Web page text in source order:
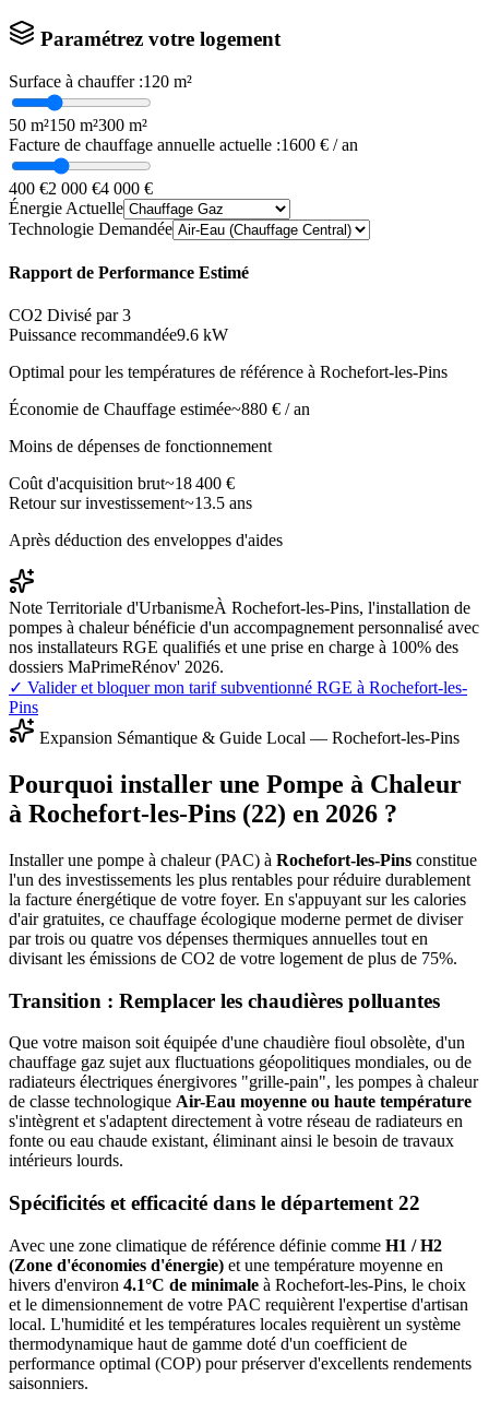
Paramétrez votre logement
Surface à chauffer :120 m²
50 m²150 m²300 m²
Facture de chauffage annuelle actuelle :1600 € / an
400 €2 000 €4 000 €
Énergie Actuelle
Technologie Demandée
Rapport de Performance Estimé
CO2 Divisé par 3
Puissance recommandée9.6 kW
Optimal pour les températures de référence à Rochefort-les-Pins
Économie de Chauffage estimée~880 € / an
Moins de dépenses de fonctionnement
Coût d'acquisition brut~18 400 €
Retour sur investissement~13.5 ans
Après déduction des enveloppes d'aides
Note Territoriale d'UrbanismeÀ Rochefort-les-Pins, l'installation de
pompes à chaleur bénéficie d'un accompagnement personnalisé avec
nos installateurs RGE qualifiés et une prise en charge à 100% des
dossiers MaPrimeRénov' 2026.
✓ Valider et bloquer mon tarif subventionné RGE à Rochefort-les-
Pins
Expansion Sémantique & Guide Local — Rochefort-les-Pins
Pourquoi installer une Pompe à Chaleur
à Rochefort-les-Pins (22) en 2026 ?
Installer une pompe à chaleur (PAC) à Rochefort-les-Pins constitue
l'un des investissements les plus rentables pour réduire durablement
la facture énergétique de votre foyer. En s'appuyant sur les calories
d'air gratuites, ce chauffage écologique moderne permet de diviser
par trois ou quatre vos dépenses thermiques annuelles tout en
divisant les émissions de CO2 de votre logement de plus de 75%.
Transition : Remplacer les chaudières polluantes
Que votre maison soit équipée d'une chaudière fioul obsolète, d'un
chauffage gaz sujet aux fluctuations géopolitiques mondiales, ou de
radiateurs électriques énergivores "grille-pain", les pompes à chaleur
de classe technologique Air-Eau moyenne ou haute température
s'intègrent et s'adaptent directement à votre réseau de radiateurs en
fonte ou eau chaude existant, éliminant ainsi le besoin de travaux
intérieurs lourds.
Spécificités et efficacité dans le département 22
Avec une zone climatique de référence définie comme H1 / H2
(Zone d'économies d'énergie) et une température moyenne en
hivers d'environ 4.1°C de minimale à Rochefort-les-Pins, le choix
et le dimensionnement de votre PAC requièrent l'expertise d'artisan
local. L'humidité et les températures locales requièrent un système
thermodynamique haut de gamme doté d'un coefficient de
performance optimal (COP) pour préserver d'excellents rendements
saisonniers.